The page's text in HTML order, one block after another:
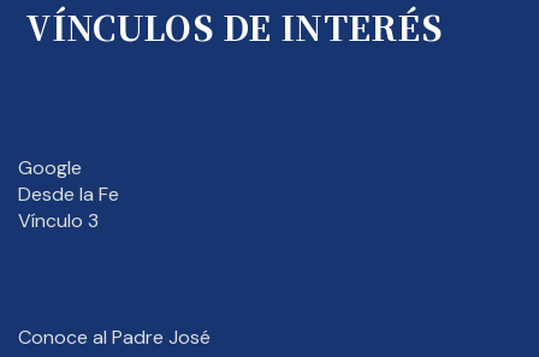
VÍNCULOS DE INTERÉS
Google
Desde la Fe
Vínculo 3
Conoce al Padre José